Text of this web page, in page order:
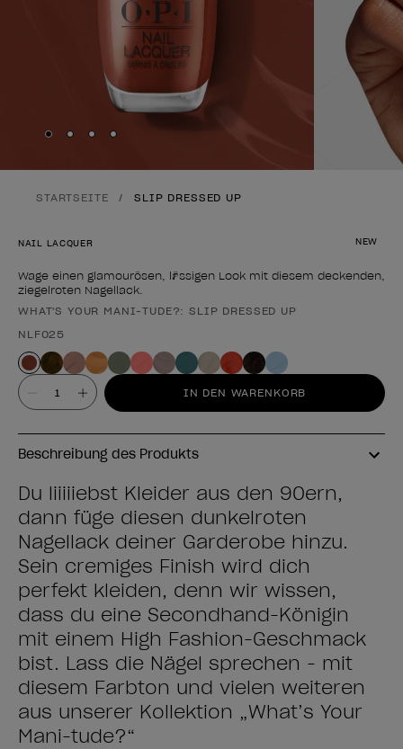
Skip to slide
Skip to slide
Skip to slide
Skip to slide
STARTSEITE SLIP DRESSED UP
NEW
NAIL LACQUER
Wage einen glamourösen, lässigen Look mit diesem deckenden,
ziegelroten Nagellack.
Form des Produkts
WHAT'S YOUR MANI-TUDE?: SLIP DRESSED UP
NLF025
Wert IN DEN WARENKORB
Beschreibung des Produkts
Du liiiiiebst Kleider aus den 90ern,
dann füge diesen dunkelroten
Nagellack deiner Garderobe hinzu.
Sein cremiges Finish wird dich
perfekt kleiden, denn wir wissen,
dass du eine Secondhand-Königin
mit einem High Fashion-Geschmack
bist. Lass die Nägel sprechen - mit
diesem Farbton und vielen weiteren
aus unserer Kollektion „What’s Your
Mani-tude?“